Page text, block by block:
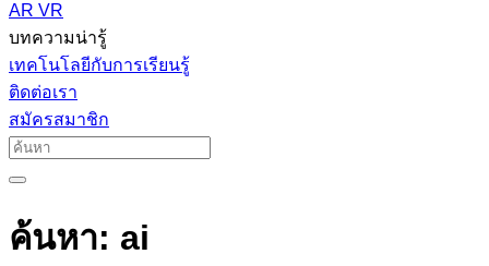
AR VR
บทความน่ารู้
เทคโนโลยีกับการเรียนรู้
ติดต่อเรา
สมัครสมาชิก
ค้นหา: ai